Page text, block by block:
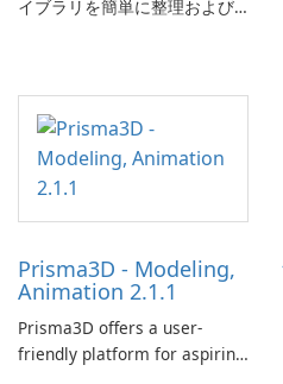
イブラリを簡単に整理および
Prisma3D - Modeling,
Animation 2.1.1
Prisma3D offers a user-
friendly platform for aspiring